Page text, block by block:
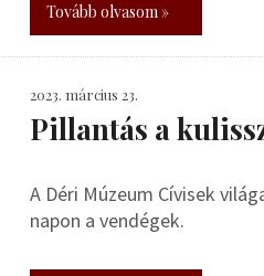
Tovább olvasom »
2023. március 23.
Pillantás a
A Déri Múzeum Cívisek
napon a vendégek.